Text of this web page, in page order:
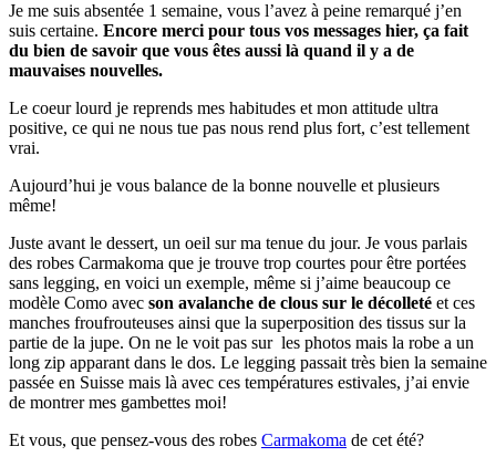
Je me suis absentée 1 semaine, vous l’avez à peine remarqué j’en
suis certaine. Encore merci pour tous vos messages hier, ça fait
du bien de savoir que vous êtes aussi là quand il y a de
mauvaises nouvelles.
Le coeur lourd je reprends mes habitudes et mon attitude ultra
positive, ce qui ne nous tue pas nous rend plus fort, c’est tellement
vrai.
Aujourd’hui je vous balance de la bonne nouvelle et plusieurs
même!
Juste avant le dessert, un oeil sur ma tenue du jour. Je vous parlais
des robes Carmakoma que je trouve trop courtes pour être portées
sans legging, en voici un exemple, même si j’aime beaucoup ce
modèle Como avec son avalanche de clous sur le décolleté et ces
manches froufrouteuses ainsi que la superposition des tissus sur la
partie de la jupe. On ne le voit pas sur les photos mais la robe a un
long zip apparant dans le dos. Le legging passait très bien la semaine
passée en Suisse mais là avec ces températures estivales, j’ai envie
de montrer mes gambettes moi!
Et vous, que pensez-vous des robes Carmakoma de cet été?